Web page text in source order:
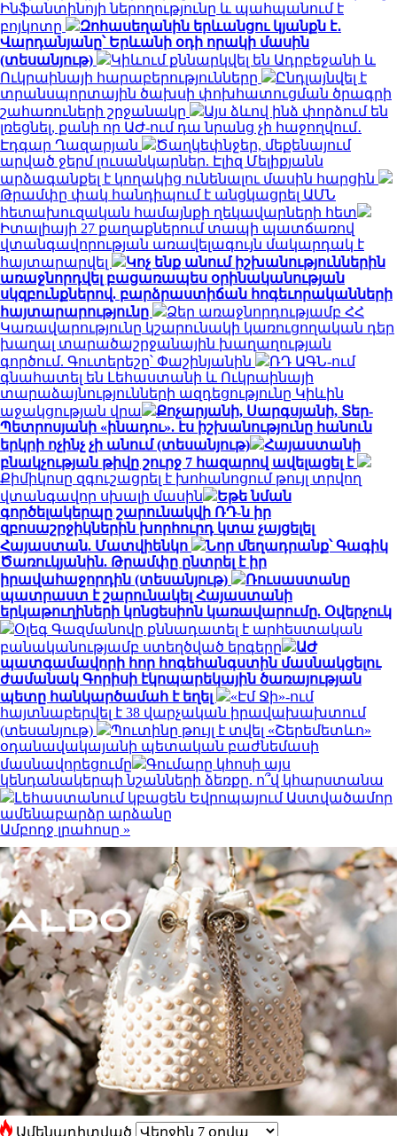
Ինֆանտինոյի ներողությունը և պահպանում է
բոյկոտը
Զոհասեղանին երևանցու կյանքն է․
Վարդանյանը՝ Երևանի օդի որակի մասին
(տեսանյութ)
Կիևում քննարկվել են Ադրբեջանի և
Ուկրաինայի հարաբերությունները
Ընդլայնվել է
տրանսպորտային ծախսի փոխհատուցման ծրագրի
շահառուների շրջանակը
Այս ձևով ինձ փորձում են
լռեցնել, քանի որ ԱԺ-ում դա նրանց չի հաջողվում․
Էդգար Ղազարյան
Ծաղկեփնջեր, մեքենայում
արված ջերմ լուսանկարներ. Էլիզ Մելիքյանն
արձագանքել է կողակից ունենալու մասին հարցին
Թրամփը փակ հանդիպում է անցկացրել ԱՄՆ
հետախուզական համայնքի ղեկավարների հետ
Իտալիայի 27 քաղաքներում տապի պատճառով
վտանգավորության առավելագույն մակարդակ է
հայտարարվել
Կոչ ենք անում իշխանություններին
առաջնորդվել բացառապես օրինականության
սկզբունքներով. բարձրաստիճան հոգեւորականների
հայտարարությունը
Ձեր առաջնորդությամբ ՀՀ
Կառավարությունը կշարունակի կառուցողական դեր
խաղալ տարածաշրջանային խաղաղության
գործում. Գուտերեշը՝ Փաշինյանին
ՌԴ ԱԳՆ-ում
գնահատել են Լեհաստանի և Ուկրաինայի
տարաձայնությունների ազդեցությունը Կիևին
աջակցության վրա
Քոչարյանի, Սարգսյանի, Տեր-
Պետրոսյանի «ինադու». էս իշխանությունը հանուն
երկրի ոչինչ չի անում (տեսանյութ)
Հայաստանի
բնակչության թիվը շուրջ 7 հազարով ավելացել է
Քիմիկոսը զգուշացրել է խոհանոցում թույլ տրվող
վտանգավոր սխալի մասին
Եթե նման
գործելակերպը շարունակվի ՌԴ-ն իր
զբոսաշրջիկներին խորհուրդ կտա չայցելել
Հայաստան. Մատվիենկո
Նոր մեղադրանք՝ Գագիկ
Ծառուկյանին. Թրամփը ընտրել է իր
իրավահաջորդին (տեսանյութ)
Ռուսաստանը
պատրաստ է շարունակել Հայաստանի
երկաթուղիների կոնցեսիոն կառավարումը. Օվերչուկ
Օլեգ Գազմանովը քննադատել է արհեստական
բանականությամբ ստեղծված երգերը
ԱԺ
պատգամավորի հոր հոգեհանգստին մասնակցելու
ժամանակ Գորիսի էկոպարեկային ծառայության
պետը հանկարծամահ է եղել
«Էմ Ջի»-ում
հայտնաբերվել է 38 վարչական իրավախախտում
(տեսանյութ)
Պուտինը թույլ է տվել «Շերեմետևո»
օդանավակայանի պետական բաժնեմասի
մասնավորեցումը
Գումարը կհոսի այս
կենդանակերպի նշանների ձեռքը. ո՞վ կհարստանա
Լեհաստանում կբացեն Եվրոպայում Աստվածամոր
ամենաբարձր արձանը
Ամբողջ լրահոսը »
Ամենադիտված